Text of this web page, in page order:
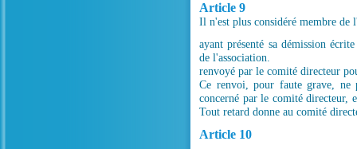
Article 9
Il n'est plus considéré membre de
ayant présenté sa démission
de l'association.
renvoyé par le comité directeur
Ce renvoi, pour faute grave, ne
concerné par le comité directeur,
Tout retard donne au comité
Article 10